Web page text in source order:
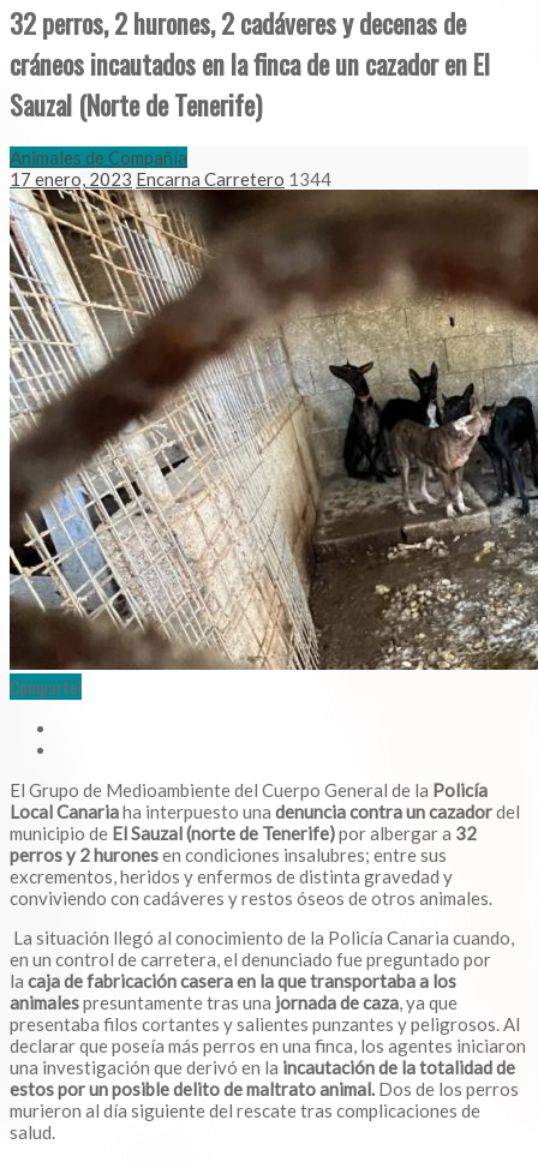
32 perros, 2 hurones, 2 cadáveres y decenas de
cráneos incautados en la finca de un cazador en El
Sauzal (Norte de Tenerife)
Animales de Compañía
17 enero, 2023 Encarna Carretero 1344
Comparte!
El Grupo de Medioambiente del Cuerpo General de la Policía
Local Canariaha interpuesto una denuncia contra un cazadordel
municipio de El Sauzal (norte de Tenerife)por albergar a 32
perros y 2 huronesen condiciones insalubres; entre sus
excrementos, heridos y enfermos de distinta gravedad y
conviviendo con cadáveres y restos óseos de otros animales.
La situación llegó al conocimiento de la Policía Canaria cuando,
en un control de carretera, el denunciado fue preguntado por
la caja de fabricación casera en la que transportaba a los
animalespresuntamente tras una jornada de caza, ya que
presentaba filos cortantes y salientes punzantes y peligrosos. Al
declarar que poseía más perros en una finca, los agentes iniciaron
una investigación que derivó en la incautación de la totalidad de
estos por un posible delito de maltrato animal. Dos de los perros
murieron al día siguiente del rescate tras complicaciones de
salud.